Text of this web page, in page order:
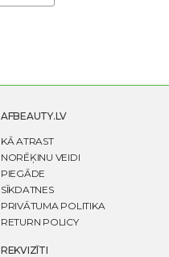
AFBEAUTY.LV
KĀ ATRAST
NORĒĶINU VEIDI
PIEGĀDE
SĪKDATNES
PRIVĀTUMA POLITIKA
RETURN POLICY
REKVIZĪTI